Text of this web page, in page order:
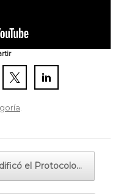
el Protocolo…